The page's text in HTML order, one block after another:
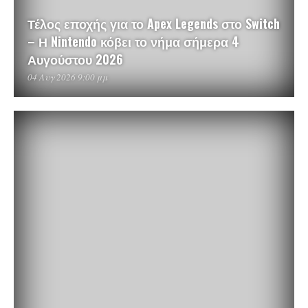
Τέλος εποχής για το Apex Legends στο Switch
– Η Nintendo κόβει το νήμα σήμερα 4
Αυγούστου 2026
04 Αυγ 2026 9:00 μμ